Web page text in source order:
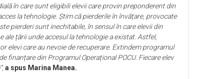
în care sunt eligibili elevii care provin preponderent din
la tehnologie. Știm că pierderile în învățare, provocate
pierderi sunt inechitabile, în sensul în care elevii din
țării unde accesul la tehnologie a existat. Astfel,
elevi care au nevoie de recuperare. Extindem programul
finanțare din Programul Operațional POCU. Fiecare elev
a spus Marina Manea.